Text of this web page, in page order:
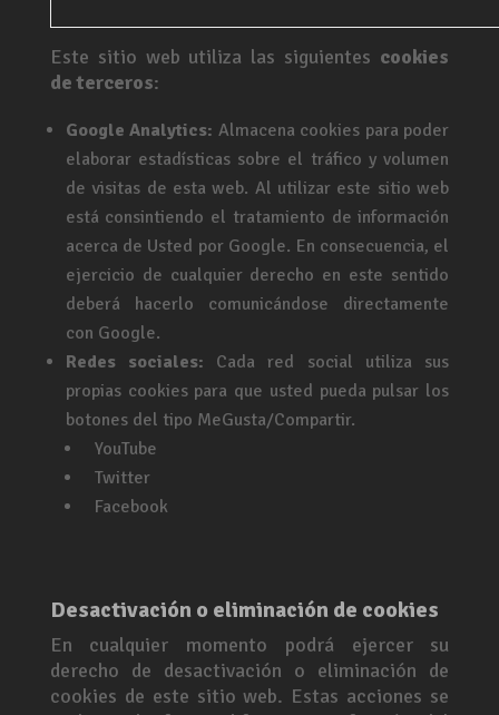
Este sitio web utiliza las siguientes cookies
de terceros:
Google Analytics: Almacena cookies para poder
elaborar estadísticas sobre el tráfico y volumen
de visitas de esta web. Al utilizar este sitio web
está consintiendo el tratamiento de información
acerca de Usted por Google. En consecuencia, el
ejercicio de cualquier derecho en este sentido
deberá hacerlo comunicándose directamente
con Google.
Redes sociales: Cada red social utiliza sus
propias cookies para que usted pueda pulsar los
botones del tipo MeGusta/Compartir.
YouTube
Twitter
Facebook
Desactivación o eliminación de cookies
En cualquier momento podrá ejercer su
derecho de desactivación o eliminación de
cookies de este sitio web. Estas acciones se